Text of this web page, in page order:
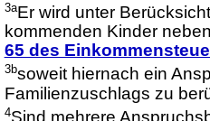
3aEr wird unter
kommenden Kinder
65 des
3bsoweit hiernach ein
Familienzuschlags zu
4Sind mehrere